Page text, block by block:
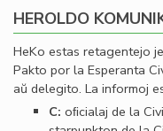
HEROLDO
HeKo estas retagentejo
Pakto por la Esperanta
aŭ delegito. La informoj
C: oﬁcialaj de la